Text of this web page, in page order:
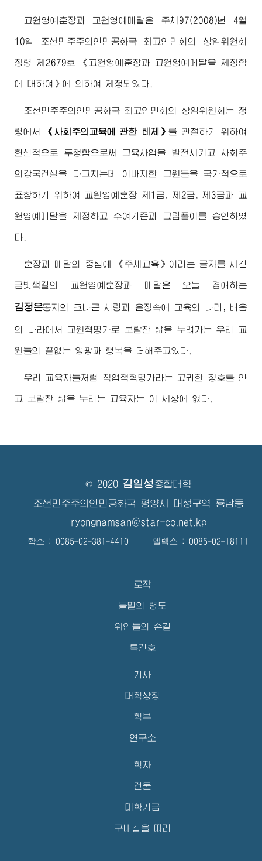
교원영예훈장과 교원영예메달은 주체97(2008)년 4월
10일 조선민주주의인민공화국 최고인민회의 상임위원회
정령 제2679호 《교원영예훈장과 교원영예메달을 제정함
에 대하여》에 의하여 제정되였다.
조선민주주의인민공화국 최고인민회의 상임위원회는 정
령에서 《사회주의교육에 관한 테제》를 관철하기 위하여
헌신적으로 투쟁함으로써 교육사업을 발전시키고 사회주
의강국건설을 다그치는데 이바지한 교원들을 국가적으로
표창하기 위하여 교원영예훈장 제1급, 제2급, 제3급과 교
원영예메달을 제정하고 수여기준과 그림풀이를 승인하였
다.
훈장과 메달의 중심에 《주체교육》이라는 글자를 새긴
금빛색갈의 교원영예훈장과 메달은 오늘 경애하는
김정은동지 의 크나큰 사랑과 은정속에 교육의 나라, 배움
의 나라에서 교원혁명가로 보람찬 삶을 누려가는 우리 교
원들의 끝없는 영광과 행복을 더해주고있다.
우리 교육자들처럼 직업적혁명가라는 고귀한 칭호를 안
고 보람찬 삶을 누리는 교육자는 이 세상에 없다.
© 2020 김일성종합대학
조선민주주의인민공화국 평양시 대성구역 룡남동
ryongnamsan@star-co.net.kp
확스 : 0085-02-381-4410 텔렉스 : 0085-02-18111
로작
불멸의 령도
위인들의 손길
특간호
기사
대학상징
학부
연구소
학자
건물
대학기금
구내길을 따라